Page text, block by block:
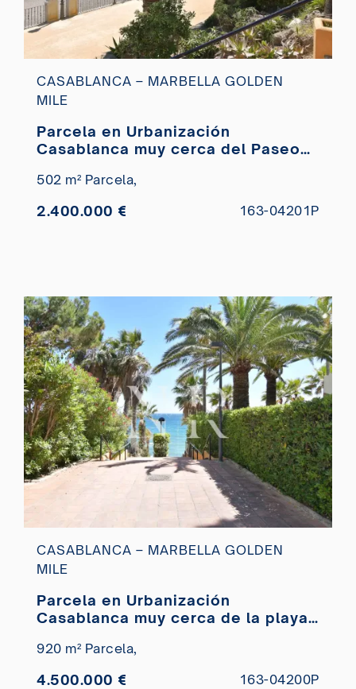
CASABLANCA – MARBELLA GOLDEN
MILE
Parcela en Urbanización
Casablanca muy cerca del Paseo
502 m² Parcela,
2.400.000 € 163-04201P
CASABLANCA – MARBELLA GOLDEN
MILE
Parcela en Urbanización
Casablanca muy cerca de la playa
920 m² Parcela,
4.500.000 € 163-04200P